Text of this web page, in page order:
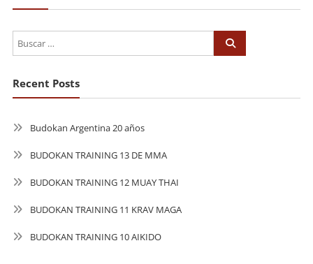
Recent Posts
Budokan Argentina 20 años
BUDOKAN TRAINING 13 DE MMA
BUDOKAN TRAINING 12 MUAY THAI
BUDOKAN TRAINING 11 KRAV MAGA
BUDOKAN TRAINING 10 AIKIDO